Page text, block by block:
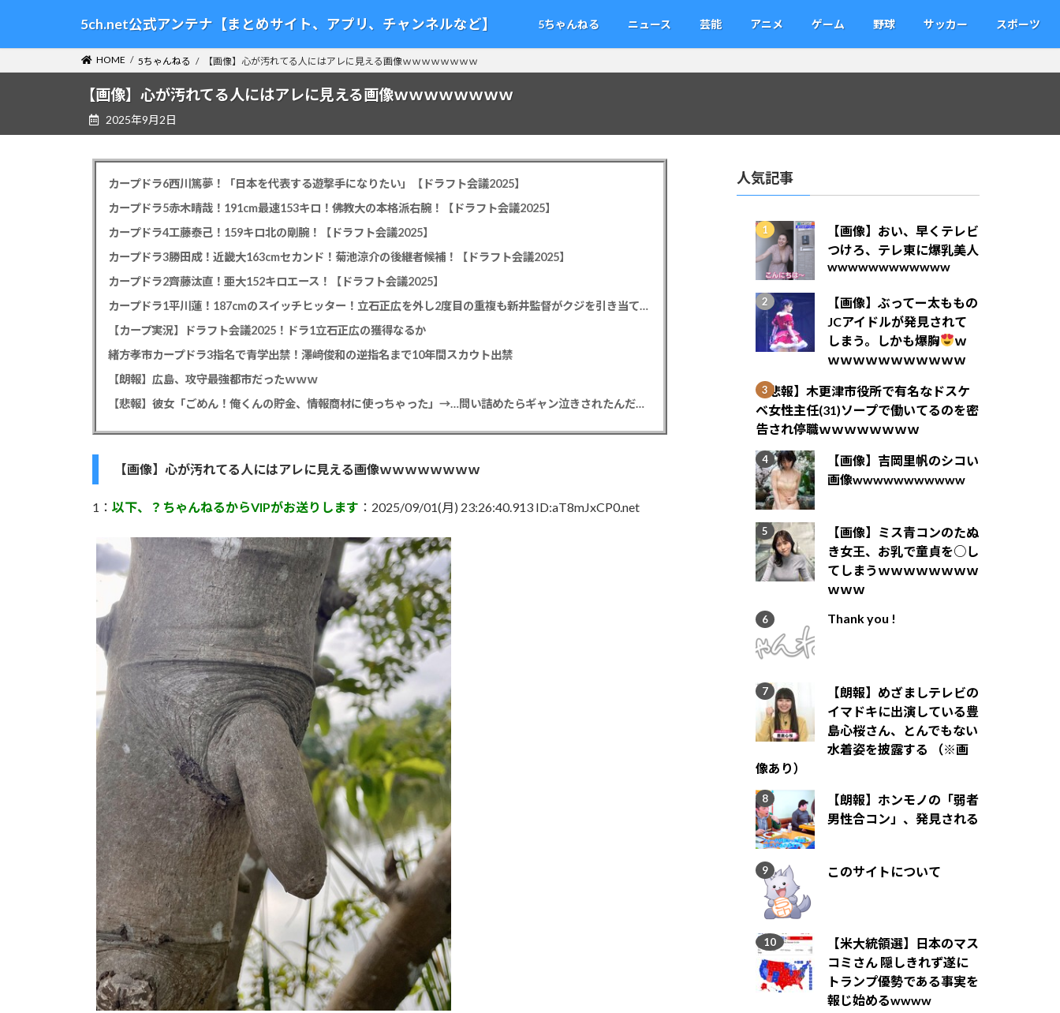
テ
ゲ
5ch.net公式アンテナ【まとめサイト、アプリ、チャンネルなど】 5ちゃんねる ニュース 芸能 アニメ ゲーム 野球 サッカー スポーツ
HOME 5ちゃんねる 【画像】心が汚れてる人にはアレに見える画像ｗｗｗｗｗｗｗｗ
【画像】心が汚れてる人にはアレに見える画像ｗｗｗｗｗｗｗｗ
2025年9月2日
カープドラ6西川篤夢！「日本を代表する遊撃手になりたい」【ドラフト会議2025】
カープドラ5赤木晴哉！191cm最速153キロ！佛教大の本格派右腕！【ドラフト会議2025】
カープドラ4工藤泰己！159キロ北の剛腕！【ドラフト会議2025】
カープドラ3勝田成！近畿大163cmセカンド！菊池涼介の後継者候補！【ドラフト会議2025】
カープドラ2齊藤汰直！亜大152キロエース！【ドラフト会議2025】
カープドラ1平川蓮！187cmのスイッチヒッター！立石正広を外し2度目の重複も新井監督がクジを引き当てる！【ドラフト会議2025】
【カープ実況】ドラフト会議2025！ドラ1立石正広の獲得なるか
緒方孝市カープドラ3指名で青学出禁！澤﨑俊和の逆指名まで10年間スカウト出禁
【朗報】広島、攻守最強都市だったｗｗｗ
【悲報】彼女「ごめん！俺くんの貯金、情報商材に使っちゃった」→…問い詰めたらギャン泣きされたんだが俺が悪いのか？
【画像】心が汚れてる人にはアレに見える画像ｗｗｗｗｗｗｗｗ
1： 以下、？ちゃんねるからVIPがお送りします ：2025/09/01(月) 23:26:40.913 ID:aT8mJxCP0.net
人気記事
【画像】おい、早くテレビ
つけろ、テレ東に爆乳美人
wwwwwwwwwwww
【画像】ぶってー太ももの
JCアイドルが発見されて
しまう。しかも爆胸
ｗ
ｗｗｗｗｗｗｗｗｗｗｗ
【悲報】木更津市役所で有名なドスケ
ベ女性主任(31)ソープで働いてるのを密
告され停職ｗｗｗｗｗｗｗｗ
【画像】吉岡里帆のシコい
画像wwwwwwwwwww
【画像】ミス青コンのたぬ
き女王、お乳で童貞を○し
てしまうｗｗｗｗｗｗｗｗ
ｗｗｗ
Thank you !
【朗報】めざましテレビの
イマドキに出演している豊
島心桜さん、とんでもない
水着姿を披露する （※画
像あり）
【朗報】ホンモノの「弱者
男性合コン」、発見される
このサイトについて
【米大統領選】日本のマス
コミさん 隠しきれず遂に
トランプ優勢である事実を
報じ始めるwwww